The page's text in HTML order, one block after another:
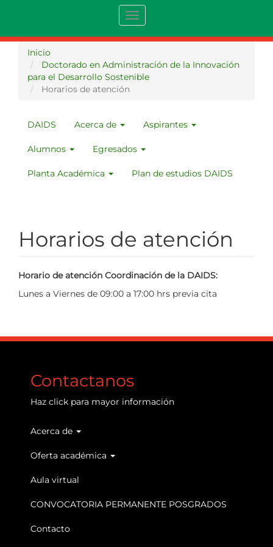
principal
Toggle
navigation
Inicio
Doctorado en Administración de la Innovación
para el Desarrollo Sostenible
Horarios de atención
MENU
DAIDS
DAIDS Acerca de Aspirantes
Alumnos Egresados
Planta Académica Plan de estudios DAIDS
Horarios de atención
Horario de atención Coordinación de la DAIDS:
Lunes a Viernes de 09:00 a 17:00 hrs previa cita
Contactanos
Haz click para mayor información
Main
navigation
Acerca de
Oferta académica
Aula virtual
CONVOCATORIA PERMANENTE POSGRADOS
Contacto